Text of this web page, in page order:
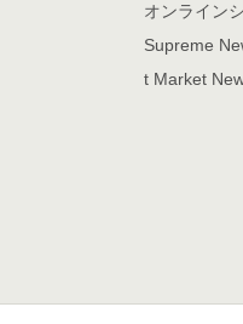
オンライン
Supreme
t Market